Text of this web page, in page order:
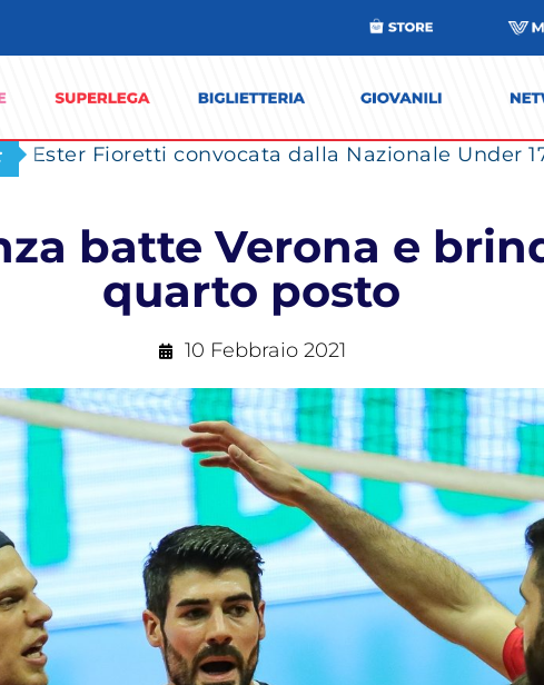
Ester Fioretti convocata dalla Nazionale Under
batte Verona e
quarto posto
10 Febbraio 2021